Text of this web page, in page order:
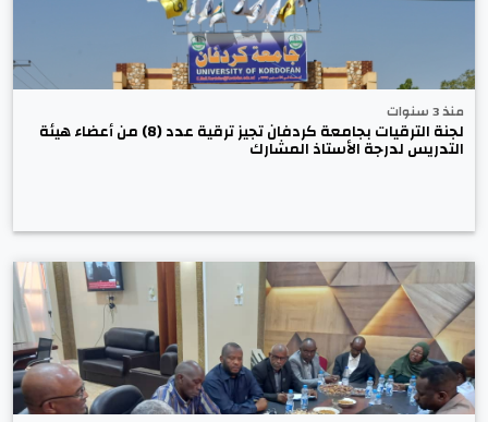
منذ 3 سنوات
لجنة الترقيات بجامعة كردفان تجيز ترقية عدد (8) من أعضاء هيئة
التدريس لدرجة الأستاذ المشارك